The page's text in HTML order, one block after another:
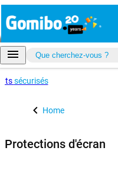
sécurisés
Home
Protections d'écran